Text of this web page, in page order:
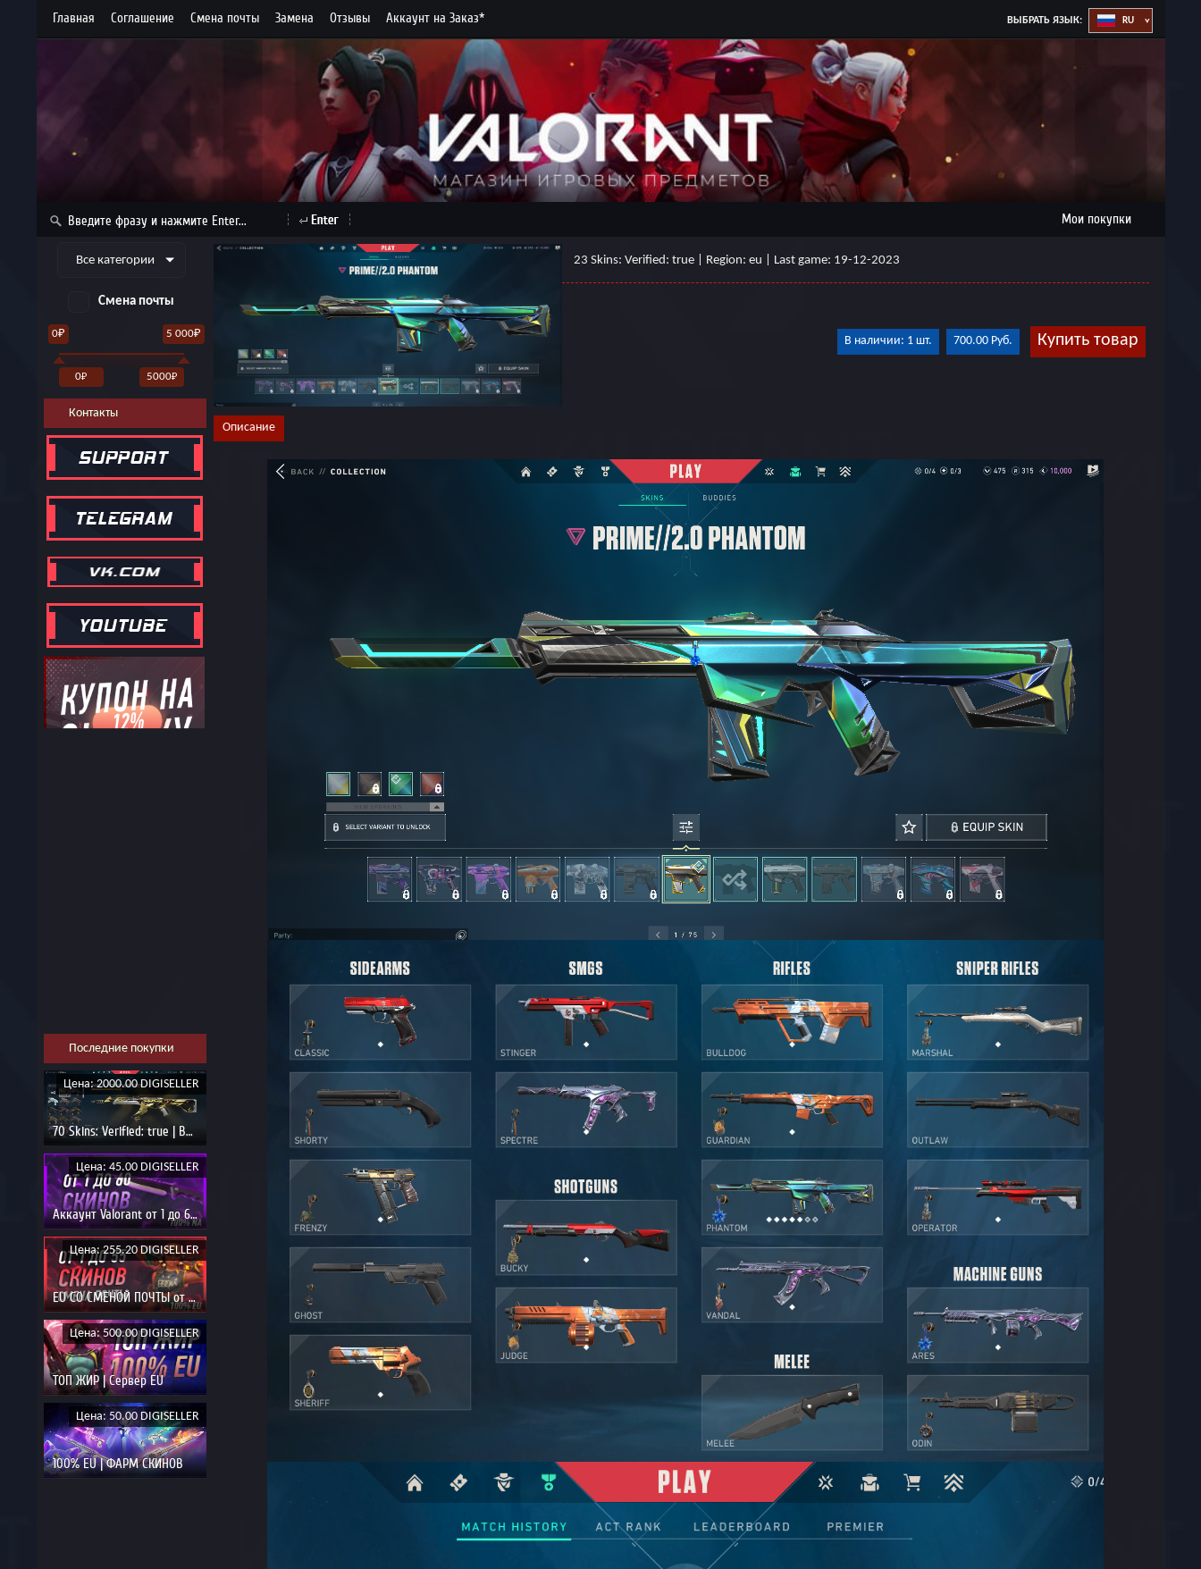
Главная Cоглашение Cмена почты Замена Отзывы Аккаунт на Заказ*
Мои покупки
ВЫБРАТЬ ЯЗЫК:
Все категории
Смена почты
0₽ 5 000₽
0₽ 5000₽
Контакты
Последние покупки
Цена: 2000.00 DIGISELLER
70 Skins: Verified: true | BRONZE 3
Цена: 45.00 DIGISELLER
Аккаунт Valorant от 1 до 60 Скинов
Цена: 255.20 DIGISELLER
EU СО СМЕНОЙ ПОЧТЫ от 1 до 55 скинов
Цена: 500.00 DIGISELLER
ТОП ЖИР | Сервер EU
Цена: 50.00 DIGISELLER
100% EU | ФАРМ СКИНОВ
23 Skins: Verified: true | Region: eu | Last game: 19-12-2023
В наличии: 1 шт. 700.00 Руб. Купить товар
Описание